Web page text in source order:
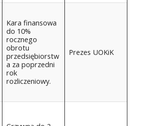
Kara finansowa
do 10%
rocznego
obrotu
przedsiębiorstw
a za poprzedni
rok
rozliczeniowy.
Prezes UOKiK